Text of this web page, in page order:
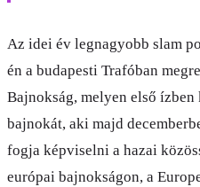
Az idei év legnagyobb slam
én a budapesti Trafóban
Bajnokság, melyen első
bajnokát, aki majd
fogja képviselni a hazai
európai bajnokságon, a